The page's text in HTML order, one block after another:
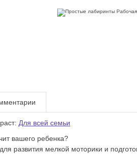
Для всей семьи
вашего ребенка?
развития мелкой моторики и